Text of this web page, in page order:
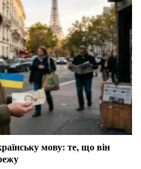
мову: те, що він